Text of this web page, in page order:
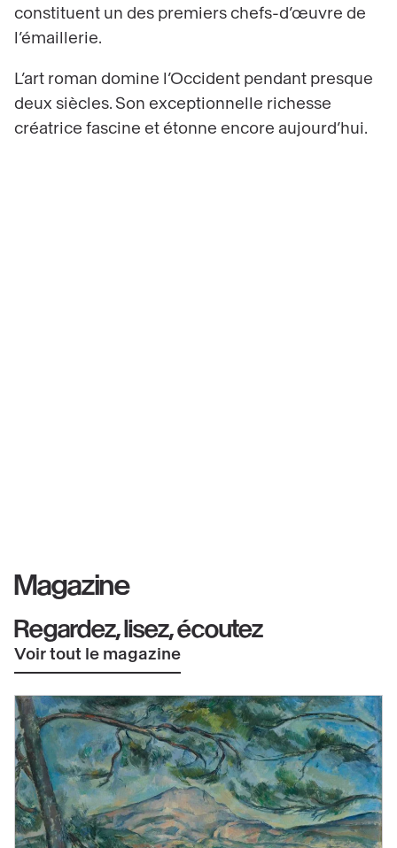
constituent un des premiers chefs-d’œuvre de
l’émaillerie.
L’art roman domine l’Occident pendant presque
deux siècles. Son exceptionnelle richesse
créatrice fascine et étonne encore aujourd’hui.
Magazine
Regardez, lisez, écoutez
Voir tout le magazine